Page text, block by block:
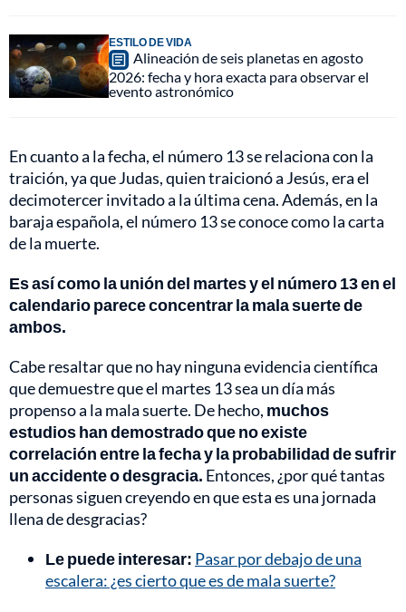
ESTILO DE VIDA
Alineación de seis planetas en agosto
2026: fecha y hora exacta para observar el
evento astronómico
En cuanto a la fecha, el número 13 se relaciona con la
traición, ya que Judas, quien traicionó a Jesús, era el
decimotercer invitado a la última cena. Además, en la
baraja española, el número 13 se conoce como la carta
de la muerte.
Es así como la unión del martes y el número 13 en el
calendario parece concentrar la mala suerte de
ambos.
Cabe resaltar que no hay ninguna evidencia científica
que demuestre que el martes 13 sea un día más
propenso a la mala suerte. De hecho, muchos
estudios han demostrado que no existe
correlación entre la fecha y la probabilidad de sufrir
un accidente o desgracia. Entonces, ¿por qué tantas
personas siguen creyendo en que esta es una jornada
llena de desgracias?
Le puede interesar: Pasar por debajo de una
escalera: ¿es cierto que es de mala suerte?